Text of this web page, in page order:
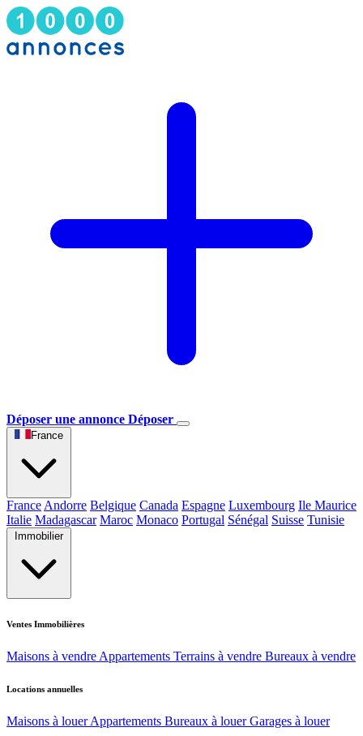
Déposer une annonce Déposer
France
France Andorre Belgique Canada Espagne Luxembourg Ile Maurice
Italie Madagascar Maroc Monaco Portugal Sénégal Suisse Tunisie
Immobilier
Ventes Immobilières
Maisons à vendre Appartements Terrains à vendre Bureaux à vendre
Locations annuelles
Maisons à louer Appartements Bureaux à louer Garages à louer